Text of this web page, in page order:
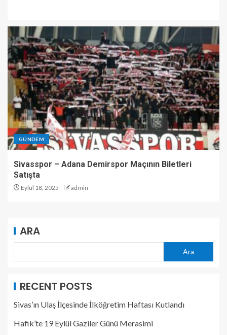
GÜNDEM
Sivasspor – Adana Demirspor Maçının Biletleri
Satışta
Eylül 18, 2025 admin
ARA
Ara
RECENT POSTS
Sivas’ın Ulaş İlçesinde İlköğretim Haftası Kutlandı
Hafik’te 19 Eylül Gaziler Günü Merasimi